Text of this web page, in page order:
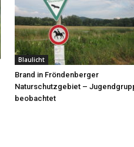
Blaulicht
Brand in Fröndenberger
Naturschutzgebiet –
beobachtet